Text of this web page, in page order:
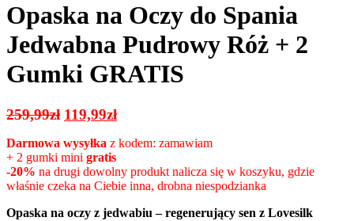
Opaska na Oczy do Spania
Jedwabna Pudrowy Róż + 2
Gumki GRATIS
259,99zł Pierwotna
wynosiła:
259,99zł.
119,99złAktualna
wynosi:
119,99zł.
Darmowa wysyłka z kodem: zamawiam
+ 2 gumki mini gratis
-20% na drugi dowolny produkt nalicza się w koszyku, gdzie
właśnie czeka na Ciebie inna, drobna niespodzianka
Opaska na oczy z jedwabiu – regenerujący sen z Lovesilk